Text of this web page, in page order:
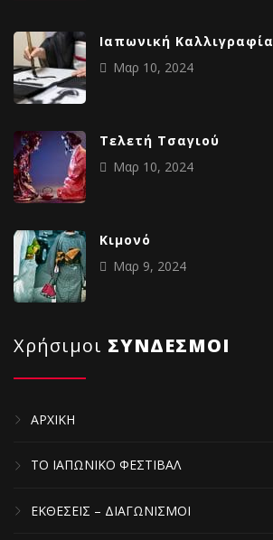
Ιαπωνική Καλλιγραφία
Μαρ 10, 2024
Tελετή Τσαγιού
Μαρ 10, 2024
Κιμονό
Μαρ 9, 2024
Χρήσιμοι ΣΥΝΔΕΣΜΟΙ
ΑΡΧΙΚΗ
ΤΟ ΙΑΠΩΝΙΚΟ ΦΕΣΤΙΒΑΛ
ΕΚΘΕΣΕΙΣ – ΔΙΑΓΩΝΙΣΜΟΙ